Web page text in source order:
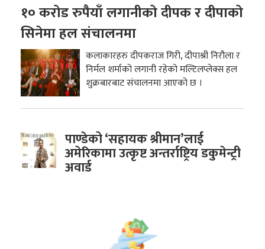
१० करोड रुपैयाँ लगानीको दीपक र दीपाको
सिनेमा हल संचालनमा
कलाकारहरु दीपकराज गिरी, दीपाश्री निरौला र
निर्मल शर्माको लगानी रहेको मल्टिलप्लेक्स हल
शुक्रबारबाट संचालनमा आएको छ ।
पाण्डेको ‘सहायक श्रीमान’लाई
अमेरिकामा उत्कृष्ट अन्तर्राष्ट्रिय डकुमेन्ट्री
अवार्ड